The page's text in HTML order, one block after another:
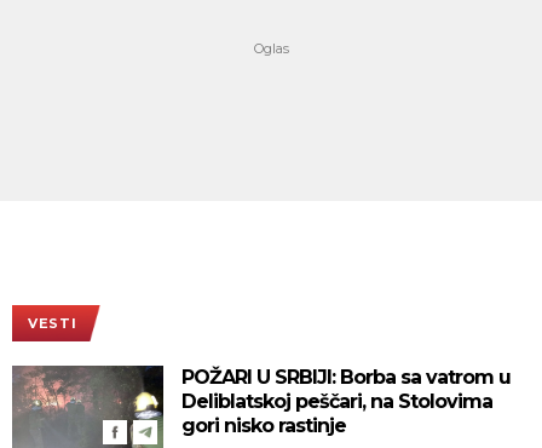
VESTI
POŽARI U SRBIJI: Borba sa vatrom u
Deliblatskoj peščari, na Stolovima
gori nisko rastinje